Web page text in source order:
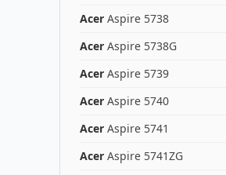
Acer Aspire 5738
Acer Aspire 5738G
Acer Aspire 5739
Acer Aspire 5740
Acer Aspire 5741
Acer Aspire 5741ZG